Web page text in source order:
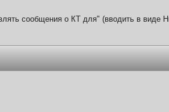
сообщения о КТ для" (вводить в виде